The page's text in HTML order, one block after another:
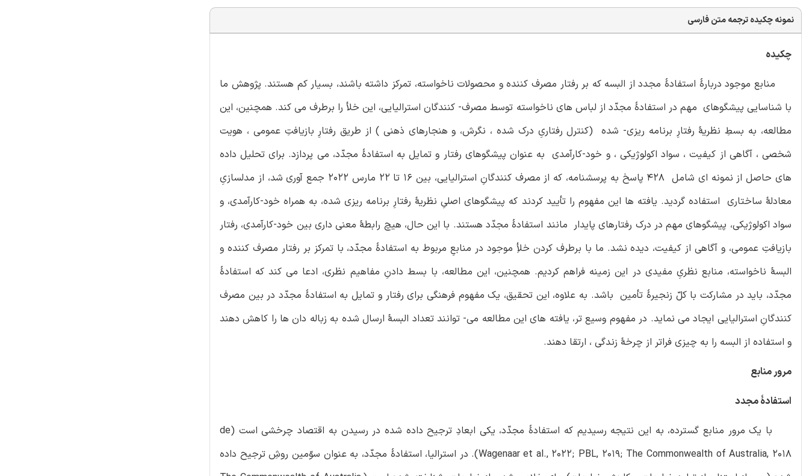
نمونه چکیده ترجمه متن فارسی
چکیده
منابع موجود دربارۀ استفادۀ مجدد از البسه که بر رفتار مصرف کننده و محصولات ناخواسته، تمرکز داشته باشند، بسیار کم هستند. پژوهش ما
با شناسایی پیشگوهای مهم در استفادۀ مجدّد از لباس های ناخواسته توسط مصرف- کنندگان استرالیایی، این خلأ را برطرف می کند. همچنین، این
مطالعه، به بسطِ نظریۀ رفتارِ برنامه ریزی- شده (کنترل رفتاریِ درک شده ، نگرش، و هنجارهای ذهنی ) از طریق رفتارِ بازیافتِ عمومی ، هویت
شخصی ، آگاهی از کیفیت ، سواد اکولوژیکی ، و خود-کارآمدی به عنوان پیشگوهای رفتار و تمایل به استفادۀ مجدّد، می پردازد. برای تحلیل داده
های حاصل از نمونه ای شامل 428 پاسخ به پرسشنامه، که از مصرف کنندگانِ استرالیایی، بین 16 تا 22 مارس 2022 جمع آوری شد، از مدلسازیِ
معادلۀ ساختاری استفاده گردید. یافته ها این مفهوم را تأیید کردند که پیشگوهای اصلیِ نظریۀ رفتارِ برنامه ریزی شده، به همراه خود-کارآمدی، و
سواد اکولوژیکی، پیشگوهای مهم در درک رفتارهای پایدار مانند استفادۀ مجدّد هستند. با این حال، هیچ رابطۀ معنی داری بین خود-کارآمدی، رفتار
بازیافتِ عمومی، و آگاهی از کیفیت، دیده نشد. ما با برطرف کردن خلأِ موجود در منابعِ مربوط به استفادۀ مجدّد، با تمرکز بر رفتار مصرف کننده و
البسۀ ناخواسته، منابع نظریِ مفیدی در این زمینه فراهم کردیم. همچنین، این مطالعه، با بسط دادنِ مفاهیم نظری، ادعا می کند که استفادۀ
مجدّد، باید در مشارکت با کلّ زنجیرۀ تأمین باشد. به علاوه، این تحقیق، یک مفهوم فرهنگی برای رفتار و تمایل به استفادۀ مجدّد در بین مصرف
کنندگانِ استرالیایی ایجاد می نماید. در مفهوم وسیع تر، یافته های این مطالعه می- توانند تعداد البسۀ ارسال شده به زباله دان ها را کاهش دهند
و استفاده از البسه را به چیزی فراتر از چرخۀ زندگی ، ارتقا دهند.
مرور منابع
استفادۀ مجدد
با یک مرور منابع گسترده، به این نتیجه رسیدیم که استفادۀ مجدّد، یکی ابعادِ ترجیح داده شده در رسیدن به اقتصاد چرخشی است (de
Wagenaar et al., 2022; PBL, 2019; The Commonwealth of Australia, 2018). در استرالیا، استفادۀ مجدّد، به عنوان سوّمین روشِ ترجیح داده